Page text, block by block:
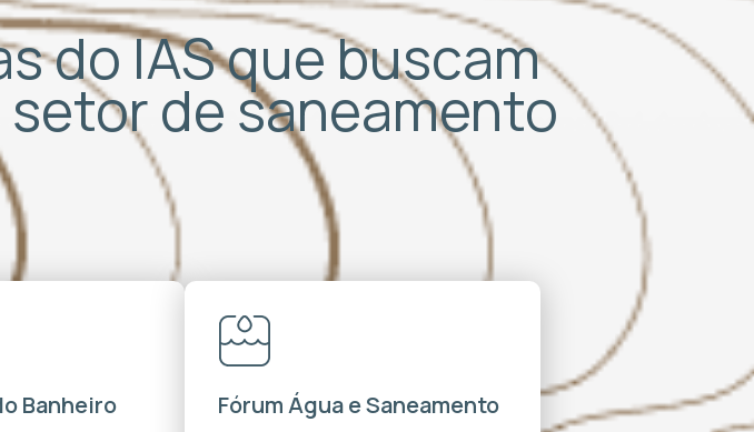
do IAS que buscam
de saneamento
Banheiro Fórum Água e Saneamento